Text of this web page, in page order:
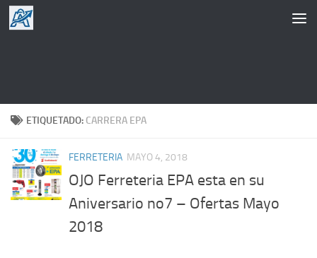
Saltar al contenido
ETIQUETADO: CARRERA EPA
FERRETERIA MAYO 4, 2018
OJO Ferreteria EPA esta en su
Aniversario no7 – Ofertas Mayo
2018